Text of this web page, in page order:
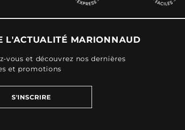
L'ACTUALITÉ MARIONNAUD
vous et découvrez nos dernières
et promotions
S'INSCRIRE